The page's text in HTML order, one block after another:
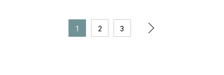
1 2 3
次